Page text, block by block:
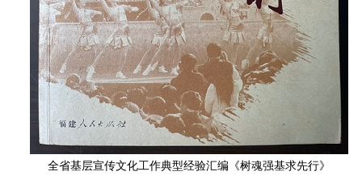
全省基层宣传文化工作典型经验汇编《树魂强基求先行》